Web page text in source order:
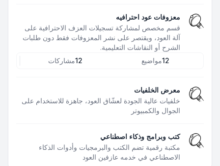
معزوفات عود احترافيه
قسم مخصص لمشاركة تسجيلات العزف الاحترافية على
آلة العود، ويقتصر على نشر المعزوفات فقط دون طلبات
الشرح أو النقاشات التعليمية.
12مواضيع 12مشاركات
معرض الخلفيات
خلفيات عالية الجودة لعشّاق العود، جاهزة للاستخدام على
الجوال والكمبيوتر
كتب وبرامج وذكاء اصطناعي
مكتبة رقمية تضم الكتب والبرمجيات وأدوات الذكاء
الاصطناعي في خدمه عازفين العود